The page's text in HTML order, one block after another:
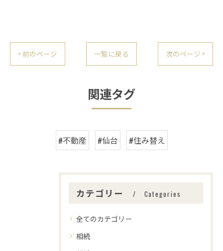
< 前のページ 一覧に戻る 次のページ >
関連タグ
#不動産 #仙台 #住み替え
カテゴリー Categories
全てのカテゴリー
相続